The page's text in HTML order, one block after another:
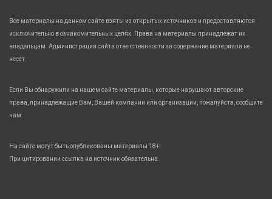
Все материалы на данном сайте взяты из открытых источников и предоставляются
исключительно в ознакомительных целях. Права на материалы принадлежат их
владельцам. Администрация сайта ответственности за содержание материала не
несет.
Если Вы обнаружили на нашем сайте материалы, которые нарушают авторские
права, принадлежащие Вам, Вашей компании или организации, пожалуйста, сообщите
нам.
На сайте могут быть опубликованы материалы 18+!
При цитировании ссылка на источник обязательна.